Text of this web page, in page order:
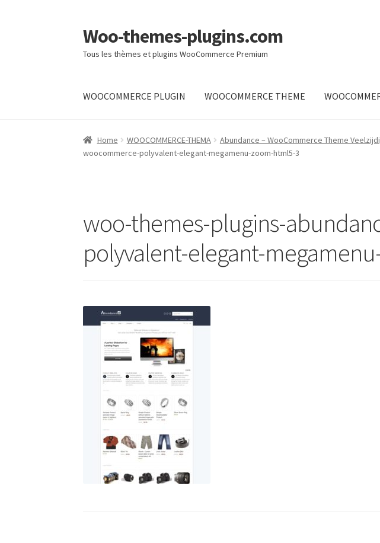
Skip
to
navigation
Skip
to
content
Woo-themes-plugins.com
Tous les thèmes et plugins WooCommerce Premium
WOOCOMMERCE PLUGIN WOOCOMMERCE THEME
HomeHome WOOCOMMERCE-THEMA Abundance – WooCommerce Theme
woocommerce-polyvalent-elegant-megamenu-zoom-html5-3
woo-themes-plugins-
polyvalent-elegant-